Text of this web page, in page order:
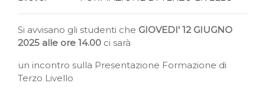
Si avvisano gli studenti che GIOVEDI' 12 GIUGNO
2025 alle ore 14.00 ci sarà
un incontro sulla Presentazione Formazione di
Terzo Livello